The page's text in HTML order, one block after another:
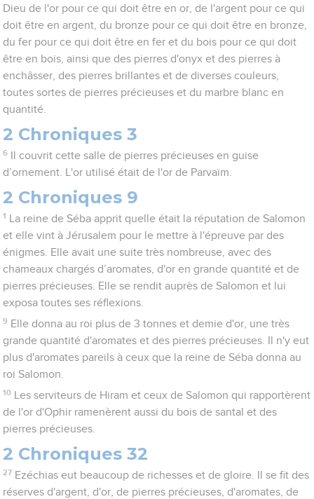
Dieu de l'or pour ce qui doit être en or, de l'argent pour ce qui
doit être en argent, du bronze pour ce qui doit être en bronze,
du fer pour ce qui doit être en fer et du bois pour ce qui doit
être en bois, ainsi que des pierres d'onyx et des pierres à
enchâsser, des pierres brillantes et de diverses couleurs,
toutes sortes de pierres précieuses et du marbre blanc en
quantité.
2 Chroniques 3
6
Il couvrit cette salle de pierres précieuses en guise
d’ornement. L'or utilisé était de l'or de Parvaïm.
2 Chroniques 9
1
La reine de Séba apprit quelle était la réputation de Salomon
et elle vint à Jérusalem pour le mettre à l'épreuve par des
énigmes. Elle avait une suite très nombreuse, avec des
chameaux chargés d’aromates, d'or en grande quantité et de
pierres précieuses. Elle se rendit auprès de Salomon et lui
exposa toutes ses réflexions.
9 Elle donna au roi plus de 3 tonnes et demie d'or, une très
grande quantité d'aromates et des pierres précieuses. Il n'y eut
plus d'aromates pareils à ceux que la reine de Séba donna au
roi Salomon.
10
Les serviteurs de Hiram et ceux de Salomon qui rapportèrent
de l'or d'Ophir ramenèrent aussi du bois de santal et des
pierres précieuses.
2 Chroniques 32
27 Ezéchias eut beaucoup de richesses et de gloire. Il se fit des
réserves d'argent, d'or, de pierres précieuses, d'aromates, de